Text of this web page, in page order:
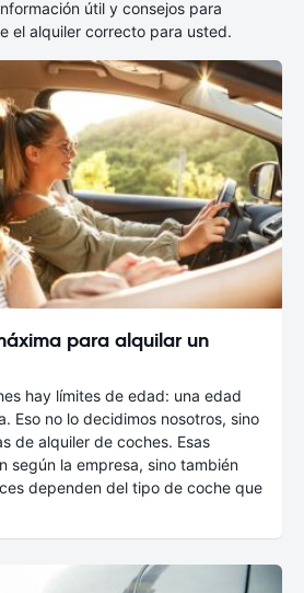
útil y consejos para
el alquiler correcto para usted.
para alquilar un
hay límites de edad: una edad
Eso no lo decidimos nosotros, sino
de alquiler de coches. Esas
según la empresa, sino también
dependen del tipo de coche que